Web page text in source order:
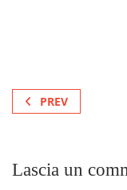
PREV
Lascia un